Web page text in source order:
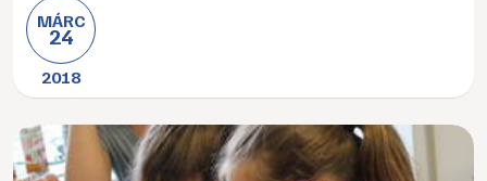
MÁRC
24
2018